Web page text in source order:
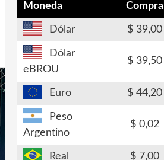
Moneda Compra
Dólar 39,00
Dólar
eBROU
39,50
Euro 44,20
Peso
Argentino
0,02
Real 7,00